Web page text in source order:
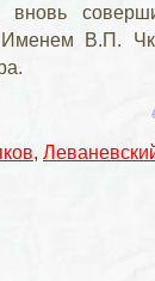
вновь
В.П.
,